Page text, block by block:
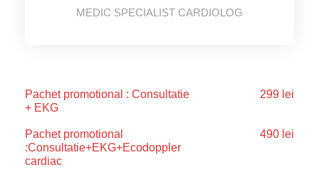
MEDIC SPECIALIST CARDIOLOG
Pachet promotional : Consultatie
+ EKG
299 lei
Pachet promotional
:Consultatie+EKG+Ecodoppler
cardiac
490 lei